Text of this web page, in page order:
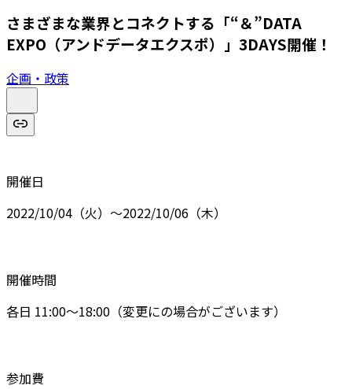
さまざまな業界とコネクトする「“＆”DATA
EXPO（アンドデータエクスポ）」3DAYS開催！
企画・政策
開催日
2022/10/04（火）～2022/10/06（木）
開催時間
各日 11:00～18:00（変更にの場合がございます）
参加費